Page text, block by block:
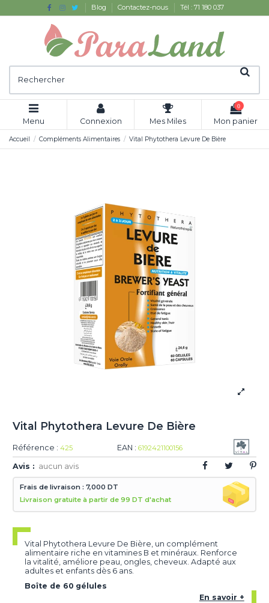
Blog Contactez-nous Tél : 71 180 037
Menu Connexion Mes Miles
0
Mon panier
Accueil Compléments Alimentaires Vital Phytothera Levure De Bière
Vital Phytothera Levure De Bière
Référence : 425 EAN : 6192421100156
Avis : aucun avis
Frais de livraison : 7,000 DT
Livraison gratuite à partir de 99 DT d'achat
Vital Phytothera Levure De Bière, un complément
alimentaire riche en vitamines B et minéraux. Renforce
la vitalité, améliore peau, ongles, cheveux. Adapté aux
adultes et enfants dès 6 ans.
Boîte de 60 gélules
En savoir +